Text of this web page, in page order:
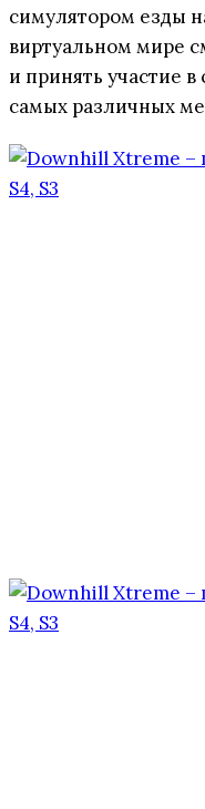
симулятором езды
виртуальном мире
и принять участие
самых различных